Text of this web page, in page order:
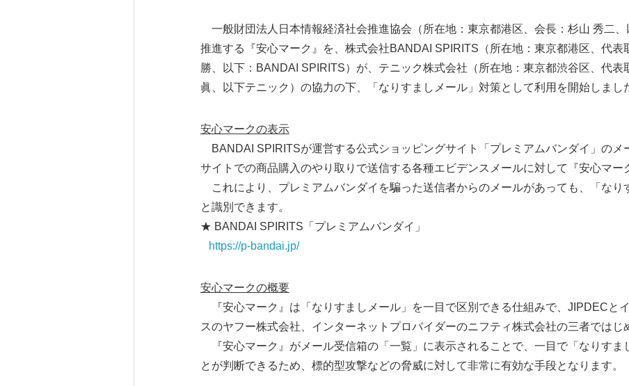
一般財団法人日本情報経済社会推進協会（所在地：東京都港区、会長：杉山 秀二
推進する『安心マーク』を、株式会社BANDAI SPIRITS（所在地：東京都港区、代
勝、以下：BANDAI SPIRITS）が、テニック株式会社（所在地：東京都渋谷区、代
眞、以下テニック）の協力の下、「なりすましメール」対策として利用を開始しまし
安心マークの表示
BANDAI SPIRITSが運営する公式ショッピングサイト「プレミアムバンダイ」のメ
サイトでの商品購入のやり取りで送信する各種エビデンスメールに対して『安心マー
これにより、プレミアムバンダイを騙った送信者からのメールがあっても、「なり
と識別できます。
★ BANDAI SPIRITS「プレミアムバンダイ」
https://p-bandai.jp/
安心マークの概要
『安心マーク』は「なりすましメール」を一目で区別できる仕組みで、JIPDECと
スのヤフー株式会社、インターネットプロバイダーのニフティ株式会社の三者では
『安心マーク』がメール受信箱の「一覧」に表示されることで、一目で「なりすま
とが判断できるため、標的型攻撃などの脅威に対して非常に有効な手段となります。